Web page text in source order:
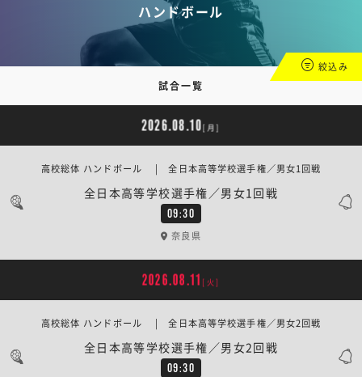
ハンドボール
試合一覧
絞込み
2026.08.10[月]
09:30
全日本高等学校選手権／男女1回戦
高校総体 ハンドボール | 全日本高等学校選手権／男女1回戦
奈良県
2026.08.11 [火]
09:30
全日本高等学校選手権／男女2回戦
高校総体 ハンドボール | 全日本高等学校選手権／男女2回戦